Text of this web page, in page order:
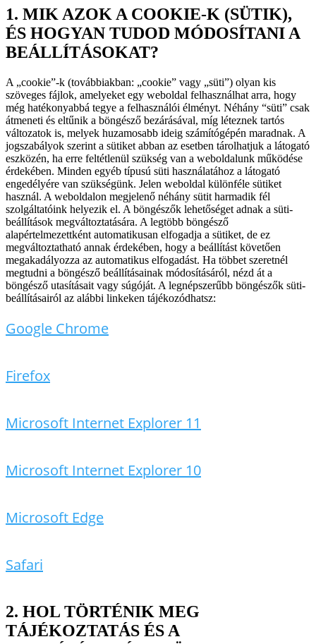
1. MIK AZOK A COOKIE-K (SÜTIK),
ÉS HOGYAN TUDOD MÓDOSÍTANI A
BEÁLLÍTÁSOKAT?
A „cookie”-k (továbbiakban: „cookie” vagy „süti”) olyan kis
szöveges fájlok, amelyeket egy weboldal felhasználhat arra, hogy
még hatékonyabbá tegye a felhasználói élményt. Néhány “süti” csak
átmeneti és eltűnik a böngésző bezárásával, míg léteznek tartós
változatok is, melyek huzamosabb ideig számítógépén maradnak. A
jogszabályok szerint a sütiket abban az esetben tárolhatjuk a látogató
eszközén, ha erre feltétlenül szükség van a weboldalunk működése
érdekében. Minden egyéb típusú süti használatához a látogató
engedélyére van szükségünk. Jelen weboldal különféle sütiket
használ. A weboldalon megjelenő néhány sütit harmadik fél
szolgáltatóink helyezik el. A böngészők lehetőséget adnak a süti-
beállítások megváltoztatására. A legtöbb böngésző
alapértelmezettként automatikusan elfogadja a sütiket, de ez
megváltoztatható annak érdekében, hogy a beállítást követően
megakadályozza az automatikus elfogadást. Ha többet szeretnél
megtudni a böngésző beállításainak módosításáról, nézd át a
böngésző utasításait vagy súgóját. A legnépszerűbb böngészők süti-
beállításairól az alábbi linkeken tájékozódhatsz:
Google Chrome
Firefox
Microsoft Internet Explorer 11
Microsoft Internet Explorer 10
Microsoft Edge
Safari
2. HOL TÖRTÉNIK MEG
TÁJÉKOZTATÁS ÉS A